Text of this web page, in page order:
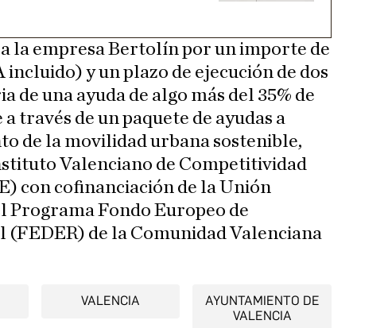
la empresa Bertolín por un importe de
incluido) y un plazo de ejecución de dos
de una ayuda de algo más del 35% de
través de un paquete de ayudas a
de la movilidad urbana sostenible,
Valenciano de Competitividad
con cofinanciación de la Unión
Programa Fondo Europeo de
de la Comunidad Valenciana
VALENCIA
AYUNTAMIENTO DE
VALENCIA